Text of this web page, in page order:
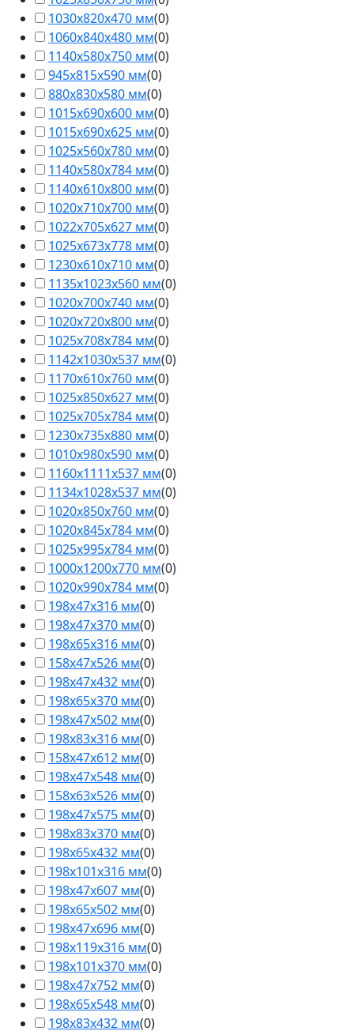
1030х820х470 мм(0)
1060х840х480 мм(0)
1140х580х750 мм(0)
945х815х590 мм(0)
880х830х580 мм(0)
1015х690х600 мм(0)
1015х690х625 мм(0)
1025х560х780 мм(0)
1140х580х784 мм(0)
1140х610х800 мм(0)
1020х710х700 мм(0)
1022х705х627 мм(0)
1025х673х778 мм(0)
1230х610х710 мм(0)
1135х1023х560 мм(0)
1020х700х740 мм(0)
1020х720х800 мм(0)
1025х708х784 мм(0)
1142х1030х537 мм(0)
1170х610х760 мм(0)
1025х850х627 мм(0)
1025х705х784 мм(0)
1230х735х880 мм(0)
1010х980х590 мм(0)
1160х1111х537 мм(0)
1134х1028х537 мм(0)
1020х850х760 мм(0)
1020х845х784 мм(0)
1025х995х784 мм(0)
1000х1200х770 мм(0)
1020х990х784 мм(0)
198х47х316 мм(0)
198х47х370 мм(0)
198х65х316 мм(0)
158х47х526 мм(0)
198х47х432 мм(0)
198х65х370 мм(0)
198х47х502 мм(0)
198х83х316 мм(0)
158х47х612 мм(0)
198х47х548 мм(0)
158х63х526 мм(0)
198х47х575 мм(0)
198х83х370 мм(0)
198х65х432 мм(0)
198х101х316 мм(0)
198х47х607 мм(0)
198х65х502 мм(0)
198х47х696 мм(0)
198х119х316 мм(0)
198х101х370 мм(0)
198х47х752 мм(0)
198х65х548 мм(0)
198х83х432 мм(0)